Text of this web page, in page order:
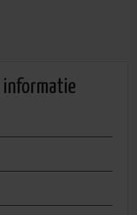
informatie